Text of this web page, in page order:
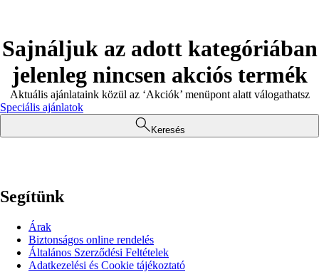
Sajnáljuk az adott kategóriában
jelenleg nincsen akciós termék
Aktuális ajánlataink közül az ‘Akciók’ menüpont alatt válogathatsz
Speciális ajánlatok
Keresés
Segítünk
Árak
Biztonságos online rendelés
Általános Szerződési Feltételek
Adatkezelési és Cookie tájékoztató